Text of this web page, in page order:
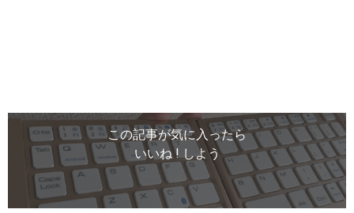
この記事が気に入ったら
いいね ! しよう